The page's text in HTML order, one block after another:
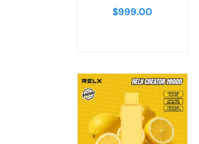
$999.00